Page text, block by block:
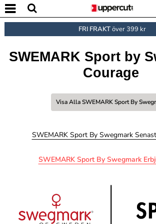
FRI FRAKTöver 399 kr
SWEMARK Sport by
Courage
Visa Alla SWEMARK Sport By
SWEMARK Sport By Swegmark
SWEMARK Sport By Swegmark